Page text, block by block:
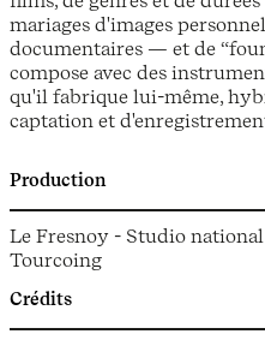
mariages d'images
documentaires — et de
compose avec des
qu'il fabrique lui-même,
captation et
Production
Le Fresnoy - Studio
Tourcoing
Crédits